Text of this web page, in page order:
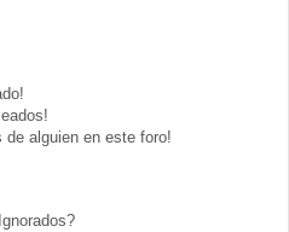
de alguien en este foro!